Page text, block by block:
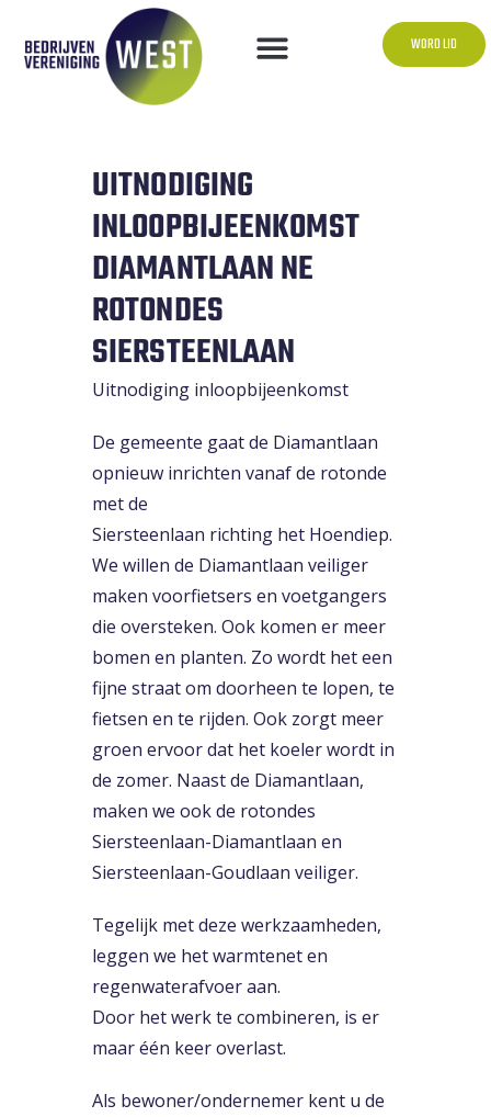
WORD LID
UITNODIGING
INLOOPBIJEENKOMST
DIAMANTLAAN NE
ROTONDES
SIERSTEENLAAN
Uitnodiging inloopbijeenkomst
De gemeente gaat de Diamantlaan
opnieuw inrichten vanaf de rotonde
met de
Siersteenlaan richting het Hoendiep.
We willen de Diamantlaan veiliger
maken voorfietsers en voetgangers
die oversteken. Ook komen er meer
bomen en planten. Zo wordt het een
fijne straat om doorheen te lopen, te
fietsen en te rijden. Ook zorgt meer
groen ervoor dat het koeler wordt in
de zomer. Naast de Diamantlaan,
maken we ook de rotondes
Siersteenlaan-Diamantlaan en
Siersteenlaan-Goudlaan veiliger.
Tegelijk met deze werkzaamheden,
leggen we het warmtenet en
regenwaterafvoer aan.
Door het werk te combineren, is er
maar één keer overlast.
Als bewoner/ondernemer kent u de